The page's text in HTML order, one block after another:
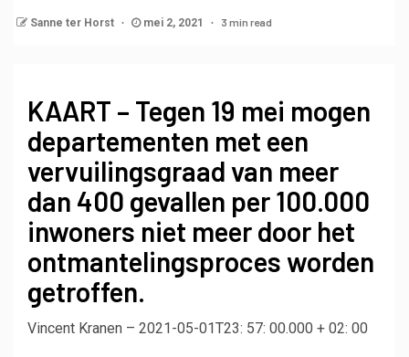
Sanne ter Horst mei 2, 2021 3 min read
KAART – Tegen 19 mei mogen
departementen met een
vervuilingsgraad van meer
dan 400 gevallen per 100.000
inwoners niet meer door het
ontmantelingsproces worden
getroffen.
Vincent Kranen – 2021-05-01T23: 57: 00.000 + 02: 00